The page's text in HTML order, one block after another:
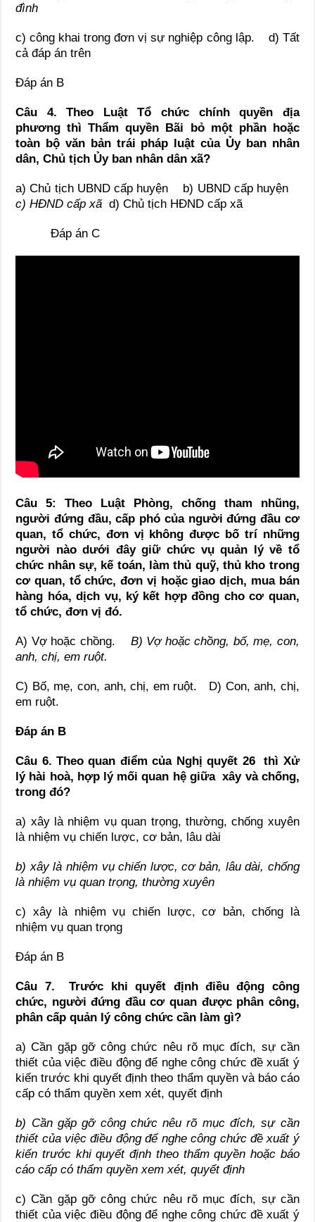
đình
c) công khai trong đơn vị sự nghiệp công lập. d) Tất
cả đáp án trên
Đáp án B
Câu 4. Theo Luật Tổ chức chính quyền địa
phương thì Thẩm quyền Bãi bỏ một phần hoặc
toàn bộ văn bản trái pháp luật của Ủy ban nhân
dân, Chủ tịch Ủy ban nhân dân xã?
a) Chủ tịch UBND cấp huyện b) UBND cấp huyện
c) HĐND cấp xãd) Chủ tịch HĐND cấp xã
Đáp án C
Câu 5: Theo Luật Phòng, chống tham nhũng,
người đứng đầu, cấp phó của người đứng đầu cơ
quan, tổ chức, đơn vị không được bố trí những
người nào dưới đây giữ chức vụ quản lý về tổ
chức nhân sự, kế toán, làm thủ quỹ, thủ kho trong
cơ quan, tổ chức, đơn vị hoặc giao dịch, mua bán
hàng hóa, dịch vụ, ký kết hợp đồng cho cơ quan,
tổ chức, đơn vị đó.
A) Vợ hoặc chồng. B) Vợ hoặc chồng, bố, mẹ, con,
anh, chị, em ruột.
C) Bố, mẹ, con, anh, chị, em ruột. D) Con, anh, chị,
em ruột.
Đáp án B
Câu 6. Theo quan điểm của Nghị quyết 26 thì Xử
lý hài hoà, hợp lý mối quan hệ giữa xây và chống,
trong đó?
a) xây là nhiệm vụ quan trọng, thường, chống xuyên
là nhiệm vụ chiến lược, cơ bản, lâu dài
b) xây là nhiệm vụ chiến lược, cơ bản, lâu dài, chống
là nhiệm vụ quan trọng, thường xuyên
c) xây là nhiệm vụ chiến lược, cơ bản, chống là
nhiệm vụ quan trọng
Đáp án B
Câu 7.
Trước khi quyết định điều động công
chức, người đứng đầu cơ quan được phân công,
phân cấp quản lý công chức cần làm gì?
a) Cần gặp gỡ công chức nêu rõ mục đích, sự cần
thiết của việc điều động để nghe công chức đề xuất ý
kiến trước khi quyết định theo thẩm quyền và báo cáo
cấp có thẩm quyền xem xét, quyết định
b) Cần gặp gỡ công chức nêu rõ mục đích, sự cần
thiết của việc điều động để nghe công chức đề xuất ý
kiến trước khi quyết định theo thẩm quyền hoặc báo
cáo cấp có thẩm quyền xem xét, quyết định
c) Cần gặp gỡ công chức nêu rõ mục đích, sự cần
thiết của việc điều động để nghe công chức đề xuất ý